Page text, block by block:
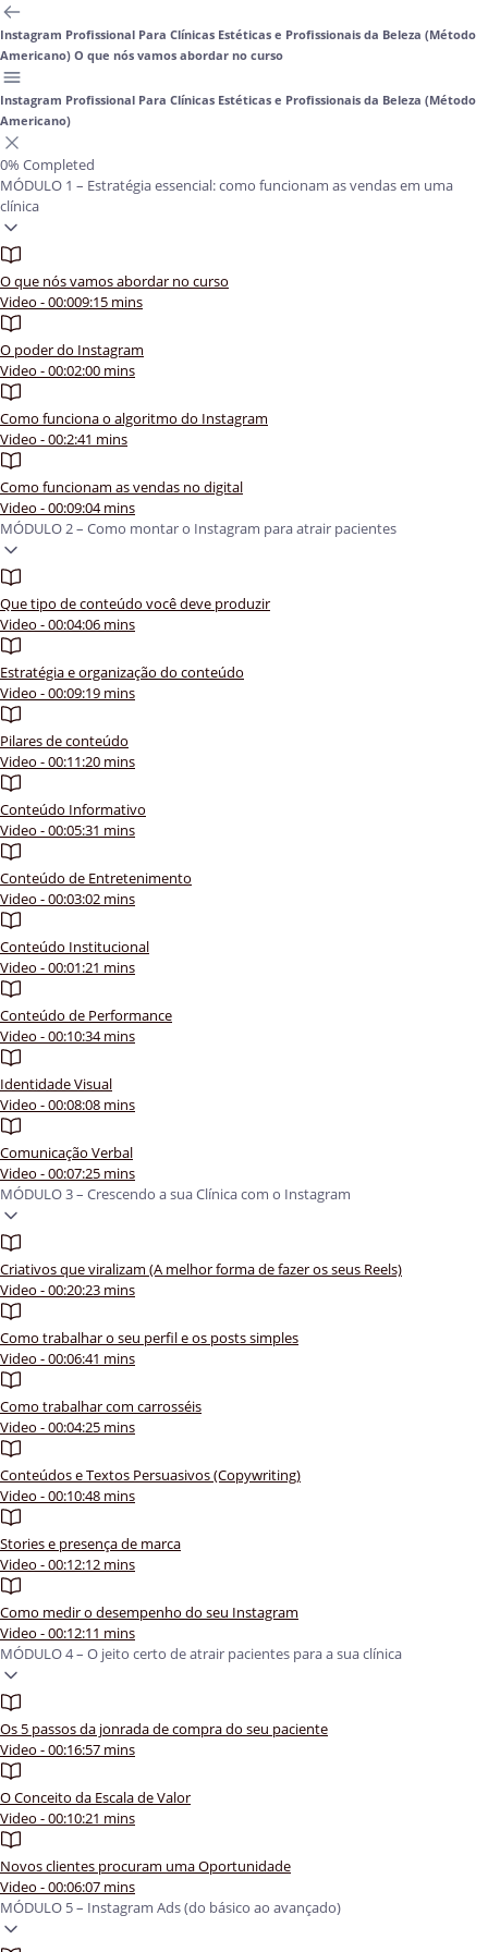
Instagram Profissional Para Clínicas Estéticas e Profissionais da Beleza (Método
Americano) O que nós vamos abordar no curso
Instagram Profissional Para Clínicas Estéticas e Profissionais da Beleza (Método
Americano)
0% Completed
MÓDULO 1 – Estratégia essencial: como funcionam as vendas em uma
clínica
O que nós vamos abordar no curso
Video - 00:009:15 mins
O poder do Instagram
Video - 00:02:00 mins
Como funciona o algoritmo do Instagram
Video - 00:2:41 mins
Como funcionam as vendas no digital
Video - 00:09:04 mins
MÓDULO 2 – Como montar o Instagram para atrair pacientes
Que tipo de conteúdo você deve produzir
Video - 00:04:06 mins
Estratégia e organização do conteúdo
Video - 00:09:19 mins
Pilares de conteúdo
Video - 00:11:20 mins
Conteúdo Informativo
Video - 00:05:31 mins
Conteúdo de Entretenimento
Video - 00:03:02 mins
Conteúdo Institucional
Video - 00:01:21 mins
Conteúdo de Performance
Video - 00:10:34 mins
Identidade Visual
Video - 00:08:08 mins
Comunicação Verbal
Video - 00:07:25 mins
MÓDULO 3 – Crescendo a sua Clínica com o Instagram
Criativos que viralizam (A melhor forma de fazer os seus Reels)
Video - 00:20:23 mins
Como trabalhar o seu perfil e os posts simples
Video - 00:06:41 mins
Como trabalhar com carrosséis
Video - 00:04:25 mins
Conteúdos e Textos Persuasivos (Copywriting)
Video - 00:10:48 mins
Stories e presença de marca
Video - 00:12:12 mins
Como medir o desempenho do seu Instagram
Video - 00:12:11 mins
MÓDULO 4 – O jeito certo de atrair pacientes para a sua clínica
Os 5 passos da jonrada de compra do seu paciente
Video - 00:16:57 mins
O Conceito da Escala de Valor
Video - 00:10:21 mins
Novos clientes procuram uma Oportunidade
Video - 00:06:07 mins
MÓDULO 5 – Instagram Ads (do básico ao avançado)